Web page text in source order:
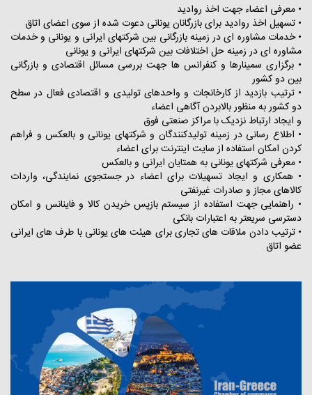
• معرفی اعضاء جهت اخذ روادید
• تسهیل اخذ روادید برای بازرگانان یونانی دعوت شده از سوی اعضای اتاق
• خدمات مشاوره ای در زمینه بازرگانی بین شرکتهای ایرانی و یونانی و خدمات
مشاوره ای در زمینه حل اختلافات بین شرکتهای ایرانی و یونانی
• برگزاری سمینارها و کنفرانس ها جهت بررسی مسائل اقتصادی و بازرگانی
بین دو کشور
• ترتیب بازدید از کارخانجات و واحدهای تولیدی و اقتصادی فعال در سطح
دو کشور به منظور بالابردن آگاهی اعضاء
و ایجاد ارتباط نزدیک با مراکز صنعتی فوق
• اطلاع رسانی در زمینه تولیدکنندگان و شرکتهای یونانی و بالعکس و فراهم
کردن امکان استفاده از سایت اینترنت برای اعضاء
• معرفی شرکتهای یونانی به همتایان ایرانی و بالعکس
• همکاری و ایجاد تسهیلات برای اعضاء در جستجوی نمایندگی، واردات
کالاهای مجاز و صادرات غیرنفتی
• راهنمایی جهت استفاده از سیستم بازپس خریدن کالا و فاینانس و امکان
دسترسی سریعتر به اعتبارات بانکی
• ترتیب دادن ملاقات های تجاری برای هیئت های یونانی با طرف های ایرانی
عضو اتاق